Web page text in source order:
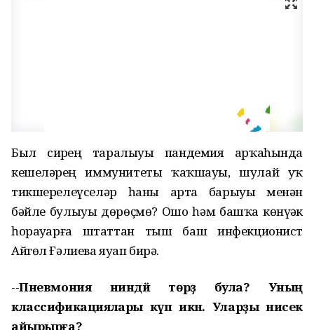
Был сирҙең таралыуы пандемия арҡаһында
кешеләрҙең иммунитеты ҡаҡшауы, шулай уҡ
тикшерелеүселәр һаны арта барыуы менән
бәйле булыуы дөрөҫмө? Ошо һәм башҡа көнүҙәк
һорауҙарға штаттан тыш баш инфекционист
Айгөл Ғәлиева яуап бирә.
--Пневмония ниндәй төрҙә була? Уның
классификациялары күп икән. Уларҙы нисек
айырырға?